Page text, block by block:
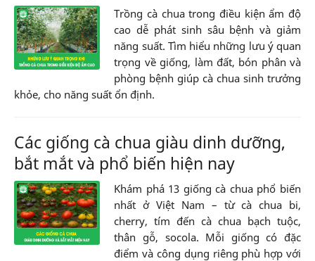
Trồng cà chua trong điều kiện ẩm độ
cao dễ phát sinh sâu bệnh và giảm
năng suất. Tìm hiểu những lưu ý quan
trọng về giống, làm đất, bón phân và
phòng bệnh giúp cà chua sinh trưởng
khỏe, cho năng suất ổn định.
Các giống cà chua giàu dinh dưỡng,
bắt mắt và phổ biến hiện nay
Khám phá 13 giống cà chua phổ biến
nhất ở Việt Nam – từ cà chua bi,
cherry, tím đến cà chua bạch tuộc,
thân gỗ, socola. Mỗi giống có đặc
điểm và công dụng riêng phù hợp với